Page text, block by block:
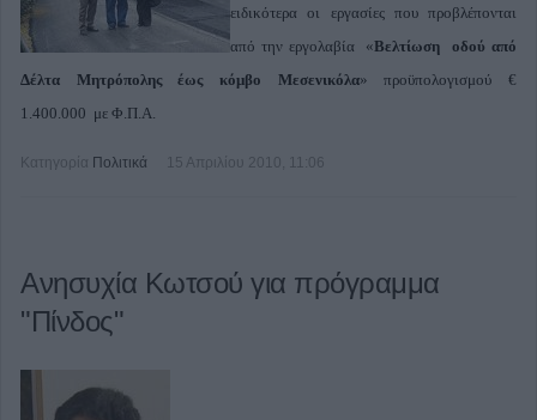
ειδικότερα οι εργασίες που προβλέπονται
από την εργολαβία «Βελτίωση οδού από
Δέλτα Μητρόπολης έως κόμβο Μεσενικόλα» προϋπολογισμού €
1.400.000 ­με Φ.Π.Α.
Κατηγορία Πολιτικά 15 Απριλίου 2010, 11:06
Ανησυχία Κωτσού για πρόγραμμα
"Πίνδος"